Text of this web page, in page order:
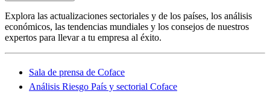
Explora las actualizaciones sectoriales y de los países, los análisis
económicos, las tendencias mundiales y los consejos de nuestros
expertos para llevar a tu empresa al éxito.
Sala de prensa de Coface
Análisis Riesgo País y sectorial Coface